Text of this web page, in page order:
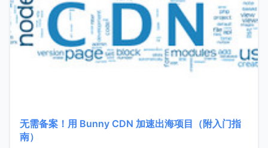
无需备案！用 Bunny CDN 加速出海项目（附入门指
南）